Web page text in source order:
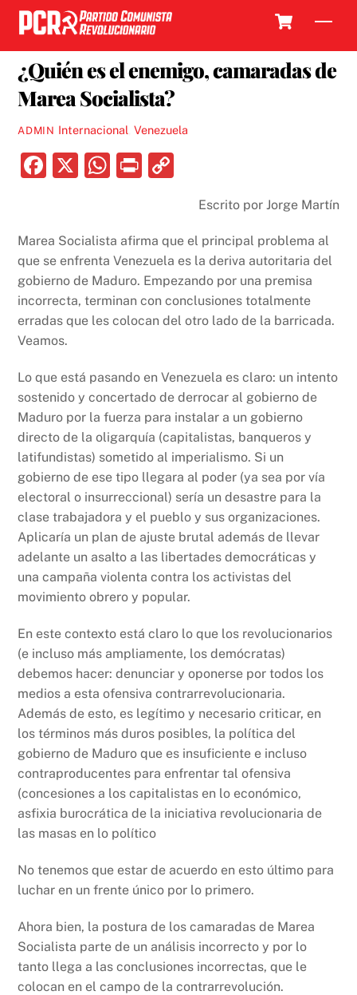
Skip
content
¿Quién es el enemigo, camaradas de
Marea Socialista?
ADMIN Internacional Venezuela
F
e
b
o
o
k
X
W
s
A
p
p
P
y
Li
n
k
Escrito por Jorge Martín
Marea Socialista afirma que el principal problema al
que se enfrenta Venezuela es la deriva autoritaria del
gobierno de Maduro. Empezando por una premisa
incorrecta, terminan con conclusiones totalmente
erradas que les colocan del otro lado de la barricada.
Veamos.
Lo que está pasando en Venezuela es claro: un intento
sostenido y concertado de derrocar al gobierno de
Maduro por la fuerza para instalar a un gobierno
directo de la oligarquía (capitalistas, banqueros y
latifundistas) sometido al imperialismo. Si un
gobierno de ese tipo llegara al poder (ya sea por vía
electoral o insurreccional) sería un desastre para la
clase trabajadora y el pueblo y sus organizaciones.
Aplicaría un plan de ajuste brutal además de llevar
adelante un asalto a las libertades democráticas y
una campaña violenta contra los activistas del
movimiento obrero y popular.
En este contexto está claro lo que los revolucionarios
(e incluso más ampliamente, los demócratas)
debemos hacer: denunciar y oponerse por todos los
medios a esta ofensiva contrarrevolucionaria.
Además de esto, es legítimo y necesario criticar, en
los términos más duros posibles, la política del
gobierno de Maduro que es insuficiente e incluso
contraproducentes para enfrentar tal ofensiva
(concesiones a los capitalistas en lo económico,
asfixia burocrática de la iniciativa revolucionaria de
las masas en lo político
No tenemos que estar de acuerdo en esto último para
luchar en un frente único por lo primero.
Ahora bien, la postura de los camaradas de Marea
Socialista parte de un análisis incorrecto y por lo
tanto llega a las conclusiones incorrectas, que le
colocan en el campo de la contrarrevolución.